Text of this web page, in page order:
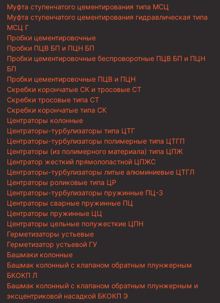
Муфта ступенчатого цементирования типа МСЦ
Муфта ступенчатого цементирования гидравлическая типа
МСЦ Г
Пробки цементировочные
Пробки ПЦВ БП и ПЦН БП
Пробки цементировочные беспроворотные ПЦВ БП и ПЦН
БП
Пробки цементировочные ПЦВ и ПЦН
Скребки корончатые СК и тросовые СТ
Скребки тросовые типа СТ
Скребки корончатые типа СК
Центраторы колонные
Центраторы-турбулизаторы типа ЦТГ
Центраторы-турбулизаторы полимерные типа ЦТГП
Центраторы (из полимерного материала) типа ЦПЖ
Центратор жесткий прямолопастной ЦПЖС
Центраторы-турбулизаторы литые алюминиевые ЦТГЛ
Центраторы роликовые типа ЦР
Центраторы-турбулизаторы пружинные ПЦ-3
Центраторы сварные пружинные ПЦ
Центраторы пружинные ЦЦ
Центраторы цельные полужесткие ЦПН
Герметизаторы устьевые
Герметизатор устьевой ГУ
Башмаки колонные
Башмак колонный с клапаном обратным плунжерным
БКОКП Л
Башмак колонный с клапаном обратным плунжерным и
эксцентриковой насадкой БКОКП Э